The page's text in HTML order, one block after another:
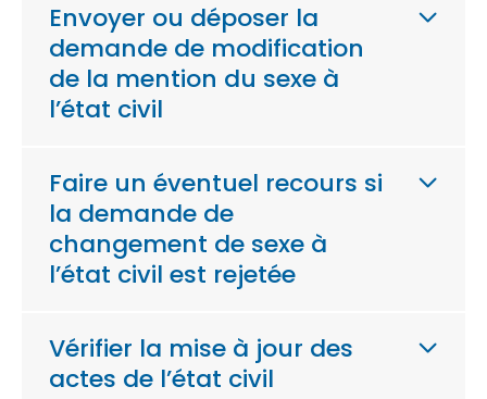
Envoyer ou déposer la
demande de modification
de la mention du sexe à
l’état civil
Faire un éventuel recours si
la demande de
changement de sexe à
l’état civil est rejetée
Vérifier la mise à jour des
actes de l’état civil